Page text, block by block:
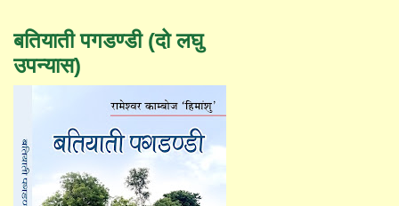
बतियाती पगडण्डी (दो लघु
उपन्यास)